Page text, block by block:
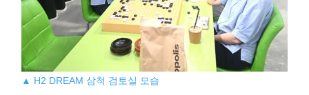
▲ H2 DREAM 삼척 검토실 모습